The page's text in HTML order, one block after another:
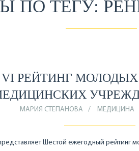
ПО ТЕГУ:
VI РЕЙТИНГ
МАРИЯ СТЕПАНОВА МЕДИЦИНА
Шестой ежегодный рейтинг